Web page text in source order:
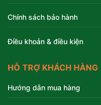
Chính sách bảo hành
Điều khoản & điều kiện
HỖ TRỢ KHÁCH HÀNG
Hướng dẫn mua hàng